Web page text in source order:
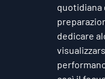
quotidiana
dedicare